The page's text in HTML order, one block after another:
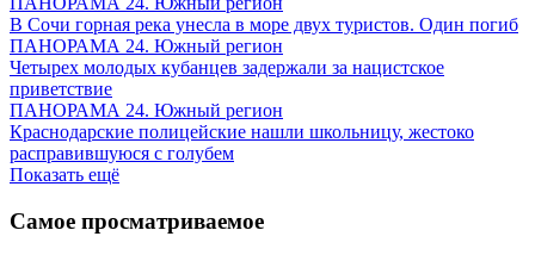
В Сочи горная река унесла в море двух туристов. Один погиб
ПАНОРАМА 24. Южный регион
Четырех молодых кубанцев задержали за нацистское
приветствие
ПАНОРАМА 24. Южный регион
Краснодарские полицейские нашли школьницу, жестоко
расправившуюся с голубем
Показать ещё
Самое просматриваемое